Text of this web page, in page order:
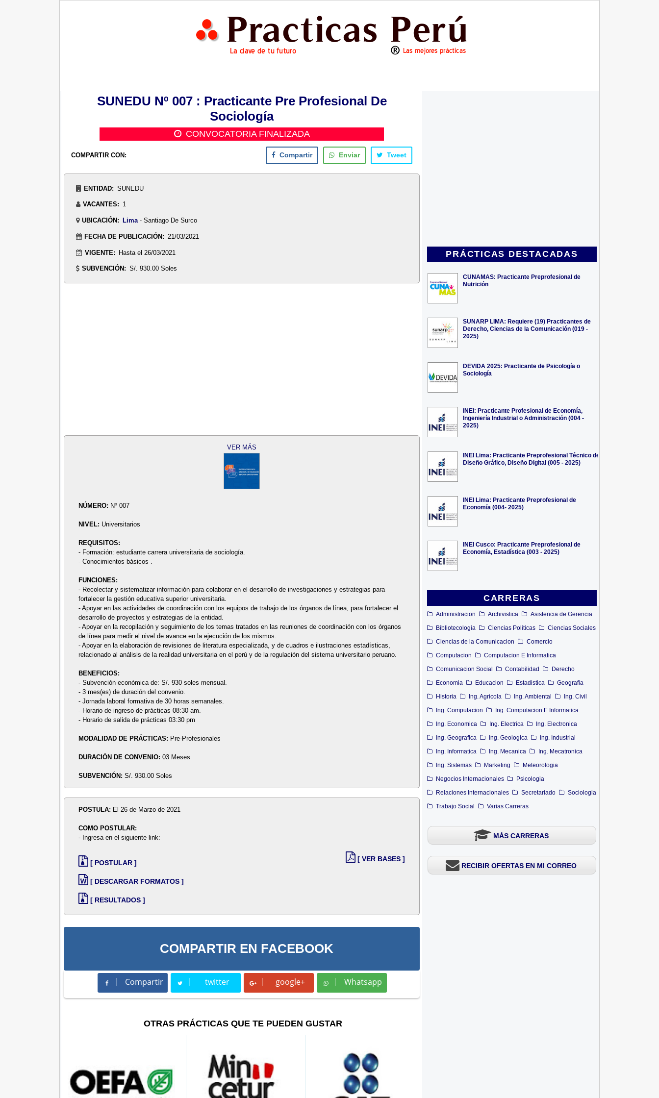
PRÁCTICAS DESTACADAS
CUNAMAS: Practicante Preprofesional de
Nutrición
SUNARP LIMA: Requiere (19) Practicantes de
Derecho, Ciencias de la Comunicación (019 -
2025)
DEVIDA 2025: Practicante de Psicología o
Sociología
INEI: Practicante Profesional de Economía,
Ingeniería Industrial o Administración (004 -
2025)
INEI Lima: Practicante Preprofesional Técnico de
Diseño Gráfico, Diseño Digital (005 - 2025)
INEI Lima: Practicante Preprofesional de
Economía (004- 2025)
INEI Cusco: Practicante Preprofesional de
Economía, Estadística (003 - 2025)
CARRERAS
Administracion Archivistica
Asistencia de Gerencia
Bibliotecologia
Ciencias Politicas
Ciencias Sociales
Ciencias de la Comunicacion
Comercio
Computacion
Computacion E Informatica
Comunicacion Social
Contabilidad
Derecho
Economia
Educacion Estadistica
Geografia
Historia
Ing. Agricola Ing. Ambiental
Ing. Civil
Ing. Computacion
Ing. Computacion E Informatica
Ing. Economica
Ing. Electrica
Ing. Electronica
Ing. Geografica
Ing. Geologica
Ing. Industrial
Ing. Informatica
Ing. Mecanica
Ing. Mecatronica
Ing. Sistemas
Marketing
Meteorologia
Negocios Internacionales
Psicologia
Relaciones Internacionales
Secretariado
Sociologia
Trabajo Social
Varias Carreras
MÁS CARRERAS
RECIBIR OFERTAS EN MI CORREO
SUNEDU Nº 007 : Practicante Pre Profesional De
Sociología
CONVOCATORIA FINALIZADA
COMPARTIR CON: Compartir Enviar Tweet
ENTIDAD: SUNEDU
VACANTES: 1
UBICACIÓN: Lima- Santiago De Surco
FECHA DE PUBLICACIÓN: 21/03/2021
VIGENTE: Hasta el 26/03/2021
SUBVENCIÓN: S/. 930.00 Soles
VER MÁS
NÚMERO: Nº 007
NIVEL: Universitarios
REQUISITOS:
- Formación: estudiante carrera universitaria de sociología.
- Conocimientos básicos .
FUNCIONES:
- Recolectar y sistematizar información para colaborar en el desarrollo de investigaciones y estrategias para
fortalecer la gestión educativa superior universitaria.
- Apoyar en las actividades de coordinación con los equipos de trabajo de los órganos de línea, para fortalecer el
desarrollo de proyectos y estrategias de la entidad.
- Apoyar en la recopilación y seguimiento de los temas tratados en las reuniones de coordinación con los órganos
de línea para medir el nivel de avance en la ejecución de los mismos.
- Apoyar en la elaboración de revisiones de literatura especializada, y de cuadros e ilustraciones estadísticas,
relacionado al análisis de la realidad universitaria en el perú y de la regulación del sistema universitario peruano.
BENEFICIOS:
- Subvención económica de: S/. 930 soles mensual.
- 3 mes(es) de duración del convenio.
- Jornada laboral formativa de 30 horas semanales.
- Horario de ingreso de prácticas 08:30 am.
- Horario de salida de prácticas 03:30 pm
MODALIDAD DE PRÁCTICAS: Pre-Profesionales
DURACIÓN DE CONVENIO:03 Meses
SUBVENCIÓN:S/. 930.00 Soles
POSTULA: El 26 de Marzo de 2021
COMO POSTULAR:
- Ingresa en el siguiente link:
[ POSTULAR ]
[ DESCARGAR FORMATOS ]
[ RESULTADOS ]
[ VER BASES ]
COMPARTIR EN FACEBOOK
Compartir
Compartir twitter
Tweet google+ Whatsapp
Whatsapp
OTRAS PRÁCTICAS QUE TE PUEDEN GUSTAR